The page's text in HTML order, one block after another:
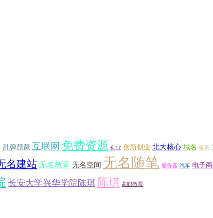
乱弹琵琶 互联网 免费资源 创业 创新创业 北大核心 域名 备案
名建站 无名教育 无名空间 无名随笔 服务器 汽车 电子
长安大学兴华学院陈琪 陈琪 高职教育